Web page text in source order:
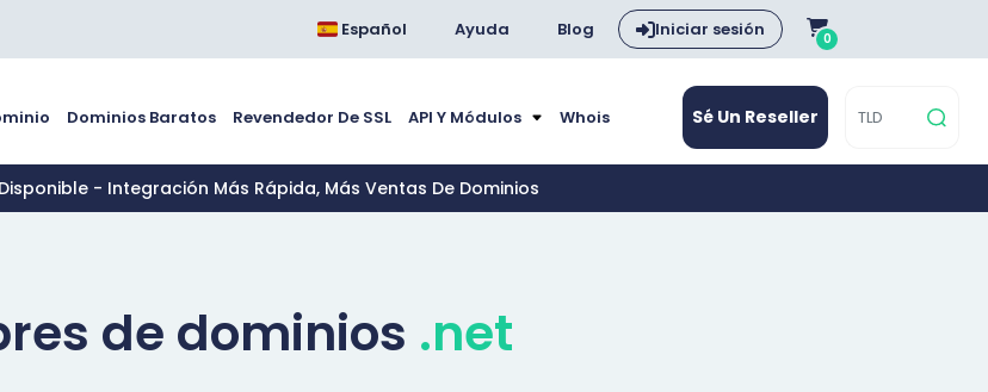
Español Ayuda Blog Iniciar sesión 0
Dominios Baratos Revendedor De SSL API Y Módulos Whois Sé Un Reseller
Disponible - Integración Más Rápida, Más Ventas De Dominios
de dominios .net